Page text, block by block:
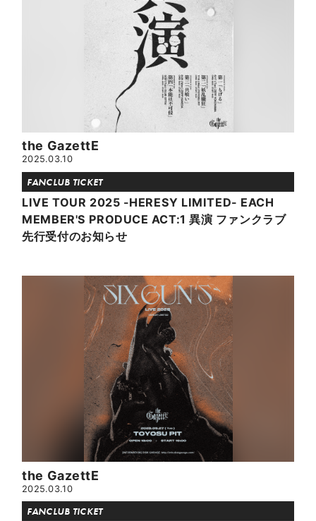
the GazettE
2025.03.10
FANCLUB TICKET
LIVE TOUR 2025 -HERESY LIMITED- EACH
MEMBER'S PRODUCE ACT:1 異演 ファンクラブ
先行受付のお知らせ
the GazettE
2025.03.10
FANCLUB TICKET